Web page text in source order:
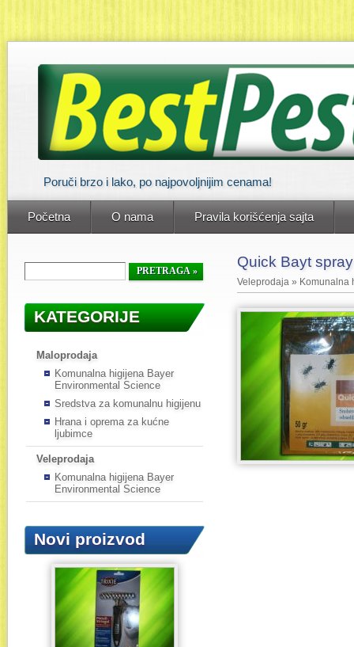
Poruči brzo i lako, po najpovoljnijim cenama!
Početna O nama Pravila korišćenja sajta
KATEGORIJE
Maloprodaja
Komunalna higijena Bayer
Environmental Science
Sredstva za komunalnu higijenu
Hrana i oprema za kućne
ljubimce
Veleprodaja
Komunalna higijena Bayer
Environmental Science
Novi proizvod
Quick Bayt
Veleprodaja » Komunalna